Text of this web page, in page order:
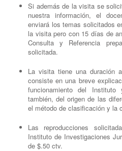
Si además de la visita se
nuestra información, el
enviará los temas solicitados
la visita pero con 15 días de
Consulta y Referencia
solicitada.
La visita tiene una duración
consiste en una breve
funcionamiento del
también, del origen de las
el método de clasificación y la
Las reproducciones
Instituto de Investigaciones
de $.50 ctv.